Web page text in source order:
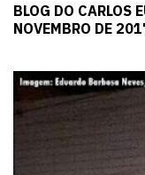
BLOG DO CARLOS
NOVEMBRO DE